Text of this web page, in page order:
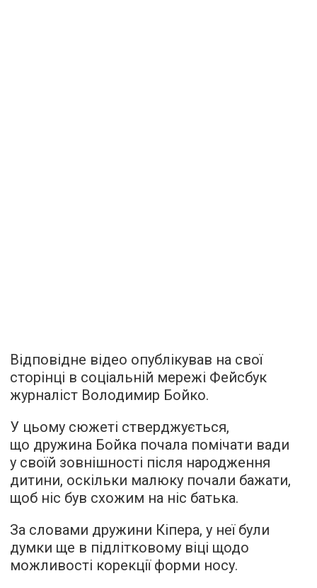
Відповідне відео опублікував на свої
сторінці в соціальній мережі Фейсбук
журналіст Володимир Бойко.
У цьому сюжеті стверджується,
що дружина Бойка почала помічати вади
у своїй зовнішності після народження
дитини, оскільки малюку почали бажати,
щоб ніс був схожим на ніс батька.
За словами дружини Кіпера, у неї були
думки ще в підлітковому віці щодо
можливості корекції форми носу.